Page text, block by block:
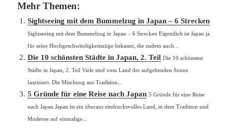
Mehr Themen:
Sightseeing mit dem Bummelzug in Japan – 6 Strecken
Sightseeing mit dem Bummelzug in Japan – 6 Strecken Eigentlich ist Japan ja
für seine Hochgeschwindigkeitszüge bekannt, die zudem auch...
Die 10 schönsten Städte in Japan, 2. Teil Die 10 schönsten
Städte in Japan, 2. Teil Viele sind vom Land der aufgehenden Sonne
fasziniert. Die Mischung aus Tradition...
5 Gründe für eine Reise nach Japan 5 Gründe für eine Reise
nach Japan Japan ist ein überaus eindrucksvolles Land, in dem Tradition und
Moderne auf einmalige...